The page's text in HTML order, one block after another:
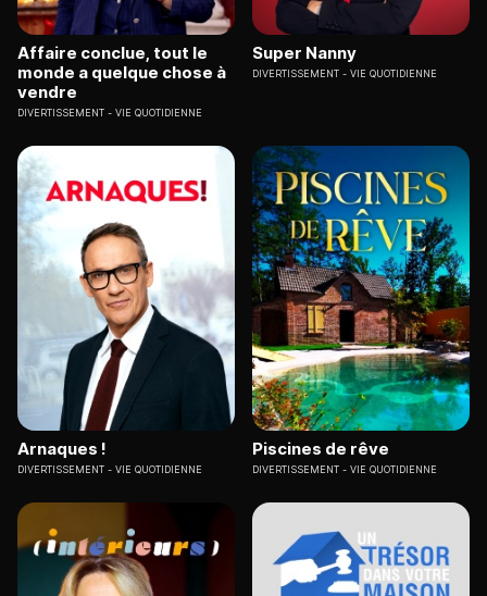
Affaire conclue, tout le
monde a quelque chose à
vendre
DIVERTISSEMENT VIE QUOTIDIENNE
Super Nanny
DIVERTISSEMENT VIE QUOTIDIENNE
Arnaques !
DIVERTISSEMENT VIE QUOTIDIENNE
Piscines de rêve
DIVERTISSEMENT VIE QUOTIDIENNE